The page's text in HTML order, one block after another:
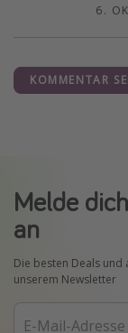
6.
KOMMENTAR
Melde
an
Die besten Deals und
unserem Newsletter